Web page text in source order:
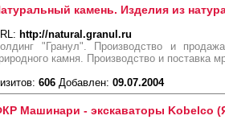
камень. Изделия из
http://natural.granul.ru
"Гранул". Производство и
камня. Производство и поставка
606 Добавлен: 09.07.2004
Машинари - экскаваторы Kobelco